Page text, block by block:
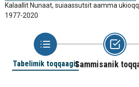
Kalaallit Nunaat, suiaassutsit aamma
1977-2020
Tabelimik toqqaagitSammisanik